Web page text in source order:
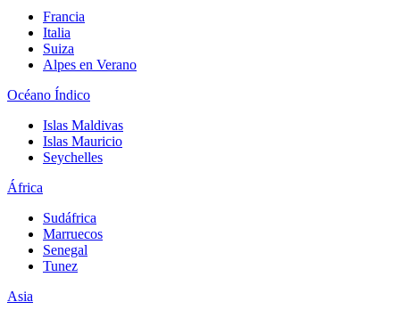
Francia
Italia
Suiza
Alpes en Verano
Océano Índico
Islas Maldivas
Islas Mauricio
Seychelles
África
Sudáfrica
Marruecos
Senegal
Tunez
Asia